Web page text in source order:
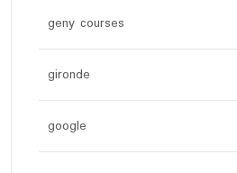
geny courses
gironde
google